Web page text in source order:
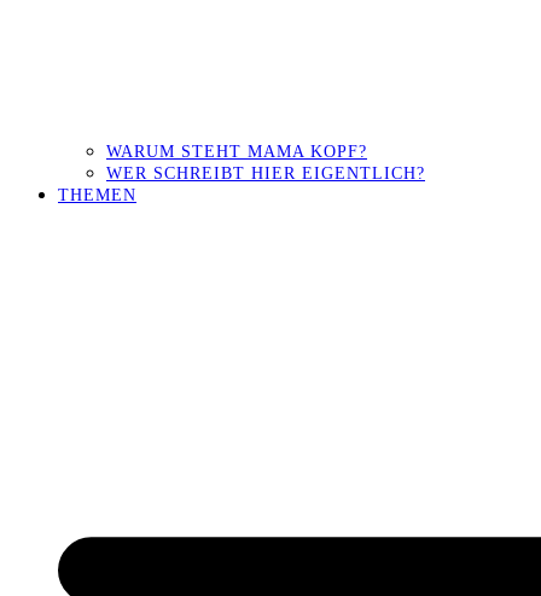
WARUM STEHT MAMA KOPF?
WER SCHREIBT HIER EIGENTLICH?
THEMEN